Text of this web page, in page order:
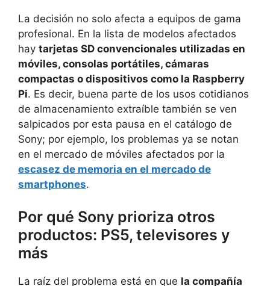
La decisión no solo afecta a equipos de gama
profesional. En la lista de modelos afectados
hay tarjetas SD convencionales utilizadas en
móviles, consolas portátiles, cámaras
compactas o dispositivos como la Raspberry
Pi. Es decir, buena parte de los usos cotidianos
de almacenamiento extraíble también se ven
salpicados por esta pausa en el catálogo de
Sony; por ejemplo, los problemas ya se notan
en el mercado de móviles afectados por la
escasez de memoria en el mercado de
smartphones.
Por qué Sony prioriza otros
productos: PS5, televisores y
más
La raíz del problema está en que la compañía